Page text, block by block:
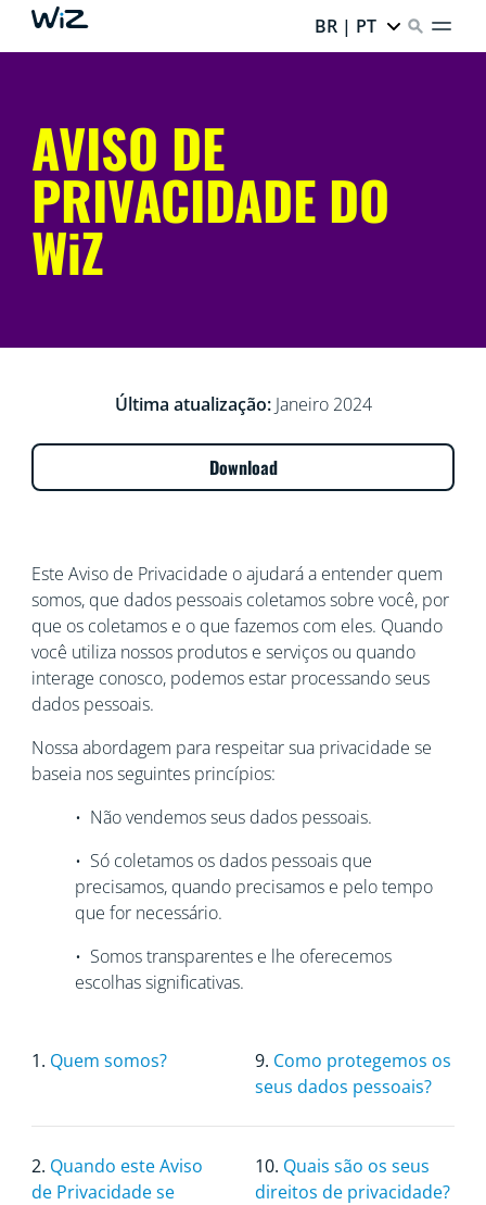
BR | PT
AVISO DE
PRIVACIDADE DO
WiZ
Última atualização:Janeiro 2024
Download
Este Aviso de Privacidade o ajudará a entender quem
somos, que dados pessoais coletamos sobre você, por
que os coletamos e o que fazemos com eles. Quando
você utiliza nossos produtos e serviços ou quando
interage conosco, podemos estar processando seus
dados pessoais.
Nossa abordagem para respeitar sua privacidade se
baseia nos seguintes princípios:
• Não vendemos seus dados pessoais.
• Só coletamos os dados pessoais que
precisamos, quando precisamos e pelo tempo
que for necessário.
• Somos transparentes e lhe oferecemos
escolhas significativas.
1. Quem somos? 9. Como protegemos os
seus dados pessoais?
2. Quando este Aviso
de Privacidade se
10. Quais são os seus
direitos de privacidade?